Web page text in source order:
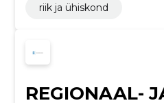
riik ja ühiskond
REGIONAAL-